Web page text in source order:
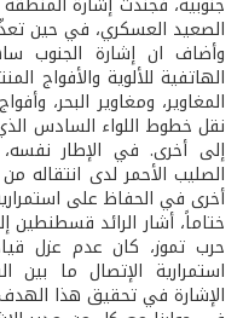
الصعيد العسكري، في حين
وأضاف ان إشارة الجنوب
الهاتفية للألوية والأفواج
المغاوير، ومغاوير البحر،
نقل خطوط اللواء السادس
إلى أخرى. في الإطار
الصليب الأحمر لدى انتقاله
أخرى في الحفاظ على
ختاماً، أشار الرائد
حرب تموز، كان عدم عزل
استمرارية الإتصال ما بين
الإشارة في تحقيق هذا